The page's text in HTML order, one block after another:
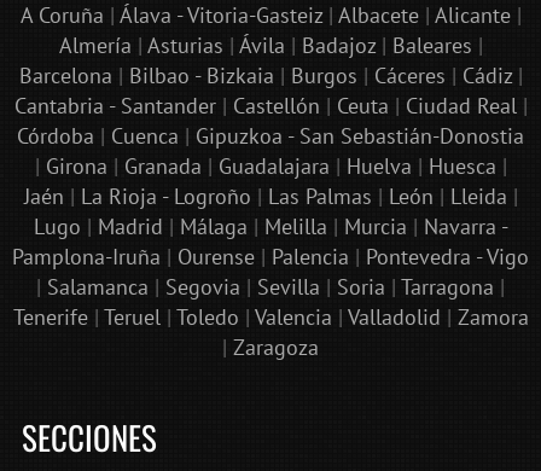
A Coruña | Álava - Vitoria-Gasteiz| Albacete| Alicante|
Almería | Asturias | Ávila | Badajoz| Baleares |
Barcelona | Bilbao - Bizkaia | Burgos | Cáceres | Cádiz|
Cantabria - Santander| Castellón | Ceuta | Ciudad Real|
Córdoba | Cuenca | Gipuzkoa - San Sebastián-Donostia
| Girona | Granada | Guadalajara | Huelva | Huesca |
Jaén | La Rioja - Logroño | Las Palmas | León | Lleida |
Lugo | Madrid | Málaga | Melilla | Murcia | Navarra -
Pamplona-Iruña | Ourense | Palencia | Pontevedra - Vigo
| Salamanca | Segovia | Sevilla | Soria | Tarragona |
Tenerife| Teruel| Toledo | Valencia | Valladolid | Zamora
| Zaragoza
SECCIONES